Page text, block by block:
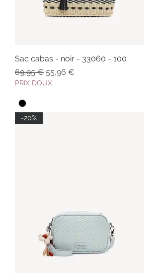
Sac cabas - noir - 33060 - 100
Prix original
69,95 € Prix promotionnel
55,96 €
PRIX DOUX
-20%